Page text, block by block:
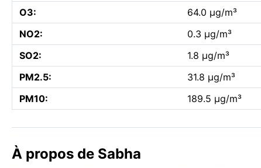
O3:
64.0 µg/m³
NO2:
0.3 µg/m³
SO2:
1.8 µg/m³
PM2.5:
31.8 µg/m³
PM10:
189.5 µg/m³
À propos de Sabha